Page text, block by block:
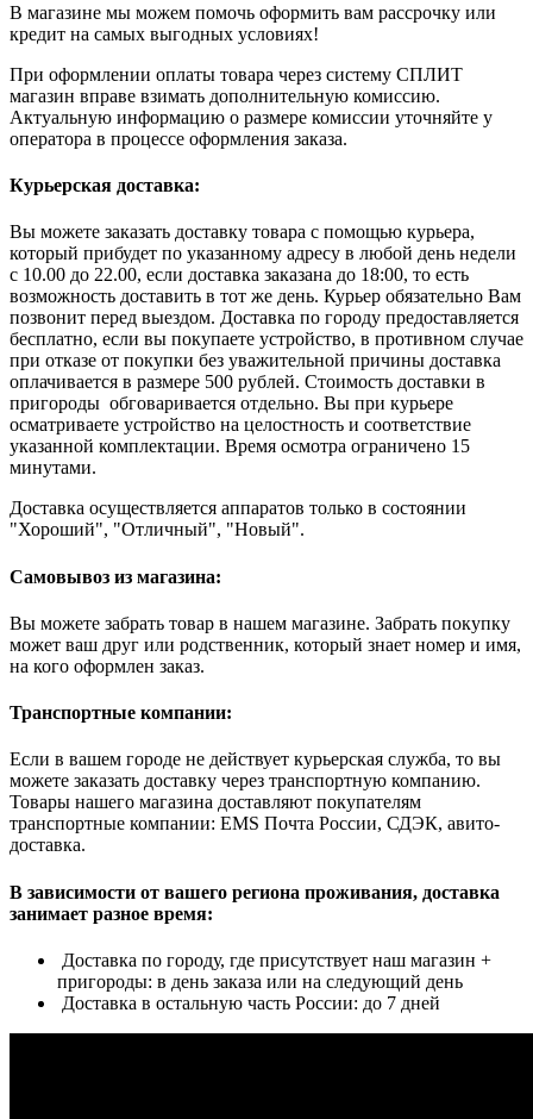
В магазине мы можем помочь оформить вам рассрочку или
кредит на самых выгодных условиях!
При оформлении оплаты товара через систему СПЛИТ
магазин вправе взимать дополнительную комиссию.
Актуальную информацию о размере комиссии уточняйте у
оператора в процессе оформления заказа.
Курьерская доставка:
Вы можете заказать доставку товара с помощью курьера,
который прибудет по указанному адресу в любой день недели
с 10.00 до 22.00, если доставка заказана до 18:00, то есть
возможность доставить в тот же день. Курьер обязательно Вам
позвонит перед выездом. Доставка по городу предоставляется
бесплатно, если вы покупаете устройство, в противном случае
при отказе от покупки без уважительной причины доставка
оплачивается в размере 500 рублей. Стоимость доставки в
пригороды обговаривается отдельно. Вы при курьере
осматриваете устройство на целостность и соответствие
указанной комплектации. Время осмотра ограничено 15
минутами.
Доставка осуществляется аппаратов только в состоянии
"Хороший", "Отличный", "Новый".
Самовывоз из магазина:
Вы можете забрать товар в нашем магазине. Забрать покупку
может ваш друг или родственник, который знает номер и имя,
на кого оформлен заказ.
Транспортные компании:
Если в вашем городе не действует курьерская служба, то вы
можете заказать доставку через транспортную компанию.
Товары нашего магазина доставляют покупателям
транспортные компании: EMS Почта России, СДЭК, авито-
доставка.
В зависимости от вашего региона проживания, доставка
занимает разное время:
Доставка по городу, где присутствует наш магазин +
пригороды: в день заказа или на следующий день
Доставка в остальную часть России: до 7 дней